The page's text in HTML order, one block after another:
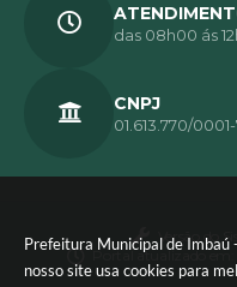
Prefeitura Municipal de Imbaú
nosso site usa cookies para
das 08h00 ás
CNPJ
01.613.770/
Versão do
Portal atualizado em: